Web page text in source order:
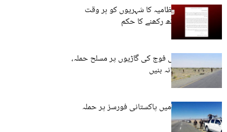
چاغی: ضلعی انتظامیہ کا شہریوں کو ہر وقت
شناختی کارڈ ساتھ رکھنے کا حکم
پنجگور: پاکستانی فوج کی گاڑیوں پر مسلح حملہ،
بکتر بند بھی نشانہ بنیں
پنجگور: چیدگی میں پاکستانی فورسز پر حملہ